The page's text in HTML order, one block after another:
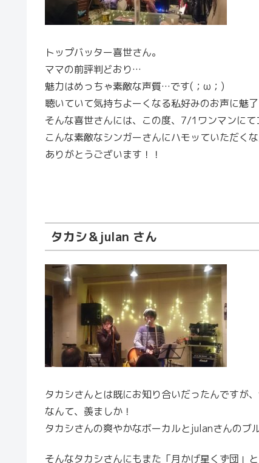
トップバッター喜世さん。
ママの前評判どおり…
魅力はめっちゃ素敵な声質…です(；ω；)
聴いていて気持ちよーくなる私好みのお声に魅
そんな喜世さんには、この度、7/1ワンマンにて
こんな素敵なシンガーさんにハモッていただく
ありがとうございます！！
タカシ＆julan さん
タカシさんとは既にお知り合いだったんですが
なんて、羨ましか！
タカシさんの爽やかなボーカルとjulanさんのブ
そんなタカシさんにもまた「月かげ星くず団」